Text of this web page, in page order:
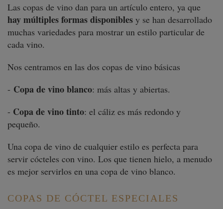
Las copas de vino dan para un artículo entero, ya que
hay múltiples formas disponibles y se han desarrollado
muchas variedades para mostrar un estilo particular de
cada vino.
Nos centramos en las dos copas de vino básicas
- Copa de vino blanco: más altas y abiertas.
- Copa de vino tinto: el cáliz es más redondo y
pequeño.
Una copa de vino de cualquier estilo es perfecta para
servir cócteles con vino. Los que tienen hielo, a menudo
es mejor servirlos en una copa de vino blanco.
COPAS DE CÓCTEL ESPECIALES